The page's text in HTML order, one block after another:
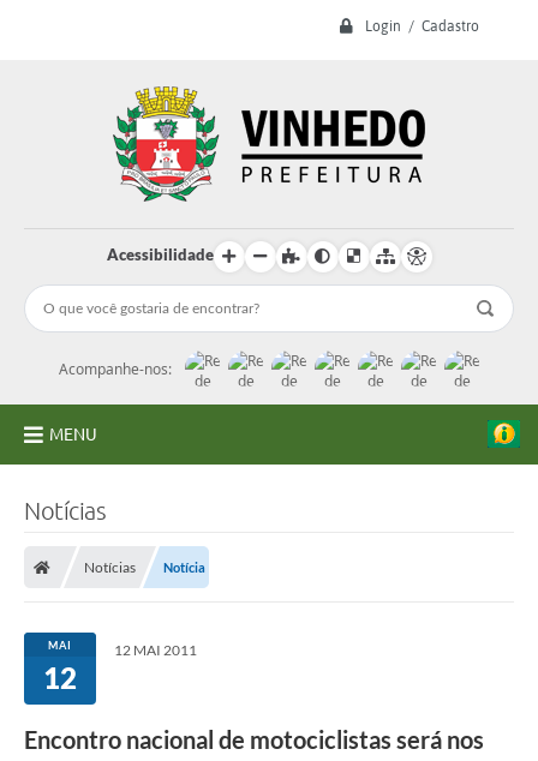
Login / Cadastro
Acessibilidade
Acompanhe-nos:
MENU
Licitações
Transparência
Concursos e Processos Seletivos
Notícias
Notícias Notícia
MAI
12
12 MAI 2011
Encontro nacional de motociclistas será nos